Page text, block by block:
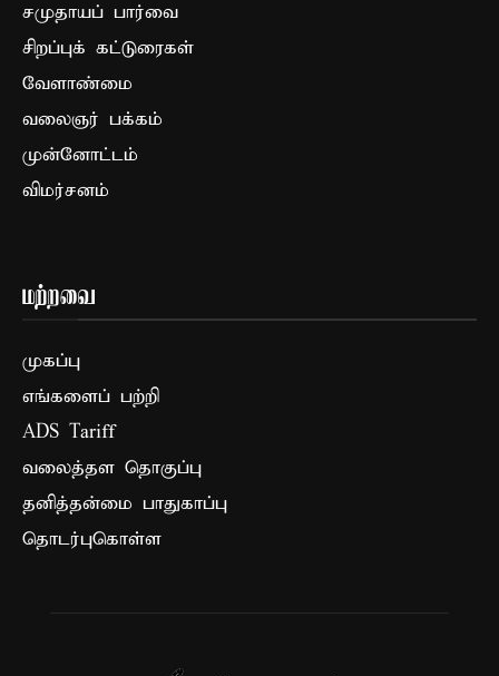
சமுதாயப் பார்வை
சிறப்புக் கட்டுரைகள்
வேளாண்மை
வலைஞர் பக்கம்
முன்னோட்டம்
விமர்சனம்
மற்றவை
முகப்பு
எங்களைப் பற்றி
ADS Tariff
வலைத்தள தொகுப்பு
தனித்தன்மை பாதுகாப்பு
தொடர்புகொள்ள